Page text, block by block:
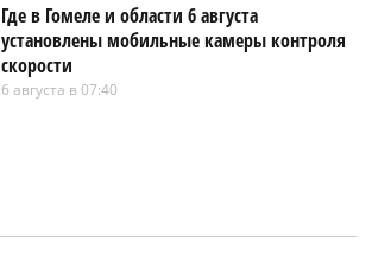
Где в Гомеле и области 6 августа
установлены мобильные камеры контроля
скорости
6 августа в 07:40